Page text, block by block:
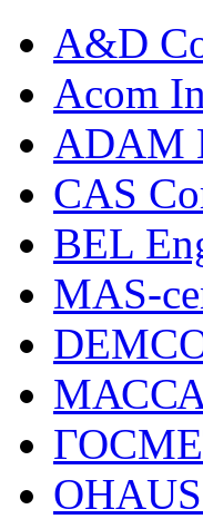
A&D
Acom
ADAM
CAS
BEL
MAS-